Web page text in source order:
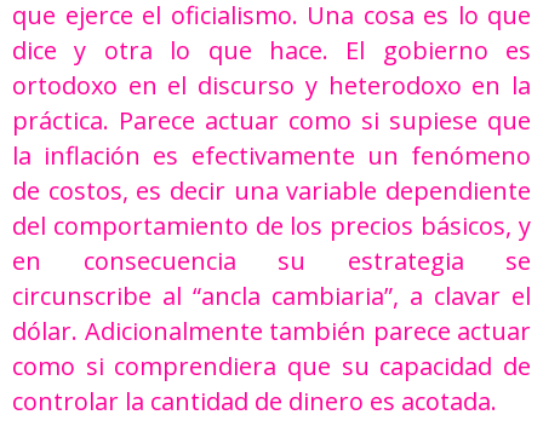
que ejerce el oficialismo. Una cosa es lo que
dice y otra lo que hace. El gobierno es
ortodoxo en el discurso y heterodoxo en la
práctica. Parece actuar como si supiese que
la inflación es efectivamente un fenómeno
de costos, es decir una variable dependiente
del comportamiento de los precios básicos, y
en consecuencia su estrategia se
circunscribe al “ancla cambiaria”, a clavar el
dólar. Adicionalmente también parece actuar
como si comprendiera que su capacidad de
controlar la cantidad de dinero es acotada.